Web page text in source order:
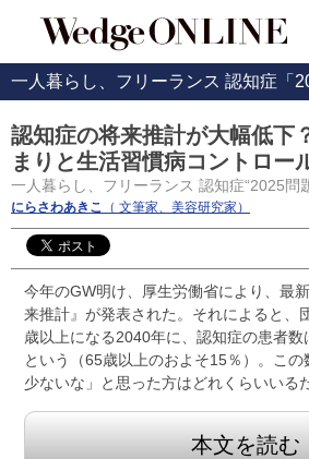
一人暮らし、フリーランス 認知症「
認知症の将来推計が大幅低
まりと生活習慣病コントロー
一人暮らし、フリーランス 認知症“2025問
にらさわあきこ （ 文筆家、美容研究家）
今年のGW明け、厚生労働省により、最
来推計』が発表された。それによると、
歳以上になる2040年に、認知症の患者
という（65歳以上のおよそ15％）。この
少ないな」と思った方はどれくらいいる
本文を読む